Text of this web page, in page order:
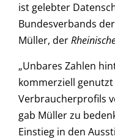
ist gelebter
Bundesverbands
Müller, der
„Unbares Zahlen
kommerziell
Verbraucherprofils
gab Müller zu
Einstieg in den